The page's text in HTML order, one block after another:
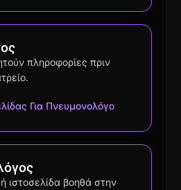
πληροφορίες πριν
Για Πνευμονολόγο
ιστοσελίδα βοηθά στην